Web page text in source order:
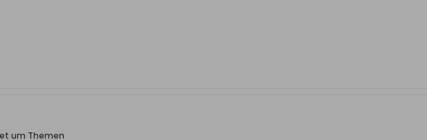
um Themen